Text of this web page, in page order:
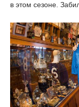
в этом сезоне.